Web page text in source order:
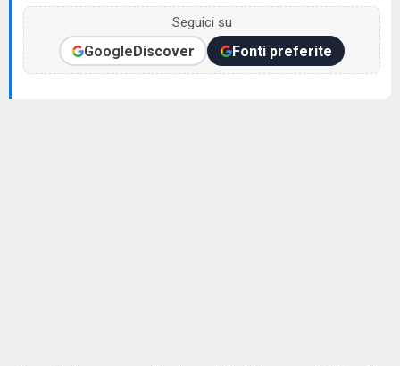
Seguici su
GoogleDiscover Fonti preferite